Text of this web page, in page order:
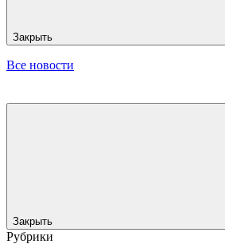
Закрыть
Все новости
Закрыть
Рубрики